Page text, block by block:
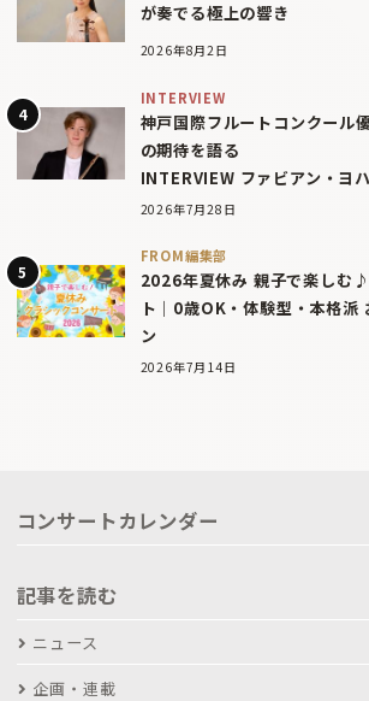
が奏でる極上の響き
2026年8月2日
INTERVIEW
神戸国際フルートコンクール
の期待を語る
INTERVIEW ファビアン・ヨ
2026年7月28日
FROM編集部
2026年夏休み 親子で楽しむ
ト｜0歳OK・体験型・本格派
ン
2026年7月14日
コンサートカレンダー
記事を読む
ニュース
企画・連載